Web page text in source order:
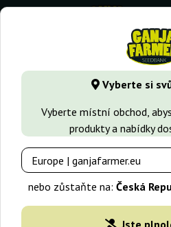
Vyberte si
Vyberte místní obchod,
produkty a nabídky
nebo zůstaňte na: Česká
GanjaFarmer.cz Typy Semen